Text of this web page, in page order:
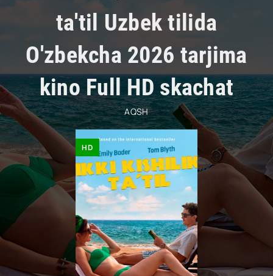
ta'til Uzbek tilida
O'zbekcha 2026 tarjima
kino Full HD skachat
AQSH
HD